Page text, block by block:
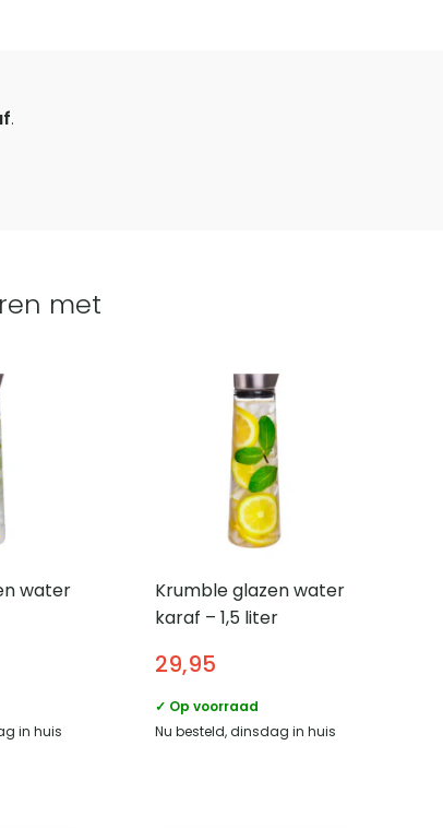
.
met
water
in huis
Krumble glazen water
karaf – 1,5 liter
29,95
✓ Op voorraad
Nu besteld, dinsdag in huis